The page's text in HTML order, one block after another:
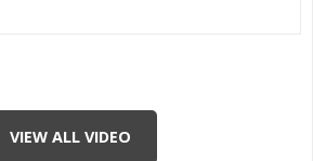
VIEW ALL VIDEO